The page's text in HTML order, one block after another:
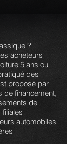
?
acheteurs
5 ans ou
des
proposé par
de financement,
de
filiales
automobiles